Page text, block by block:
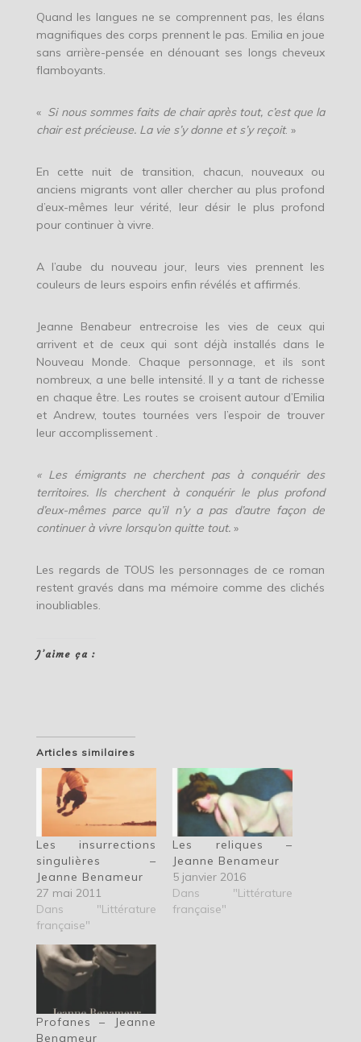
Quand les langues ne se comprennent pas, les élans
magnifiques des corps prennent le pas. Emilia en joue
sans arrière-pensée en dénouant ses longs cheveux
flamboyants.
« Si nous sommes faits de chair après tout, c’est que la
chair est précieuse. La vie s’y donne et s’y reçoit. »
En cette nuit de transition, chacun, nouveaux ou
anciens migrants vont aller chercher au plus profond
d’eux-mêmes leur vérité, leur désir le plus profond
pour continuer à vivre.
A l’aube du nouveau jour, leurs vies prennent les
couleurs de leurs espoirs enfin révélés et affirmés.
Jeanne Benabeur entrecroise les vies de ceux qui
arrivent et de ceux qui sont déjà installés dans le
Nouveau Monde. Chaque personnage, et ils sont
nombreux, a une belle intensité. Il y a tant de richesse
en chaque être. Les routes se croisent autour d’Emilia
et Andrew, toutes tournées vers l’espoir de trouver
leur accomplissement .
« Les émigrants ne cherchent pas à conquérir des
territoires. Ils cherchent à conquérir le plus profond
d’eux-mêmes parce qu’il n’y a pas d’autre façon de
continuer à vivre lorsqu’on quitte tout. »
Les regards de TOUS les personnages de ce roman
restent gravés dans ma mémoire comme des clichés
inoubliables.
J’aime ça :
Articles similaires
Les insurrections
singulières –
Jeanne Benameur
27 mai 2011
Dans "Littérature
française"
Les reliques –
Jeanne Benameur
5 janvier 2016
Dans "Littérature
française"
Profanes – Jeanne
Benameur